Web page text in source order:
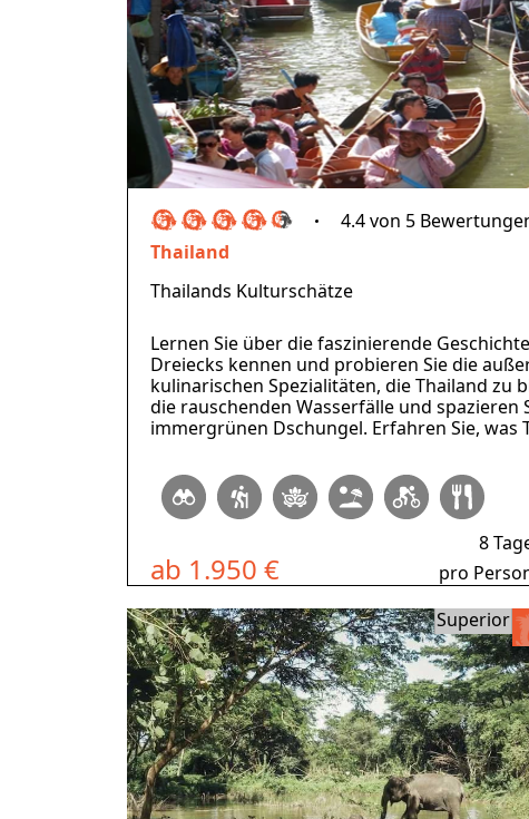
4.4 von 5
Thailand
Thailands Kulturschätze
Lernen Sie über die faszinierende
Dreiecks kennen und probieren Sie die
kulinarischen Spezialitäten, die Thailand zu
die rauschenden Wasserfälle und spazieren
immergrünen Dschungel. Erfahren Sie, was
8
ab 1.950 € pro
Superior